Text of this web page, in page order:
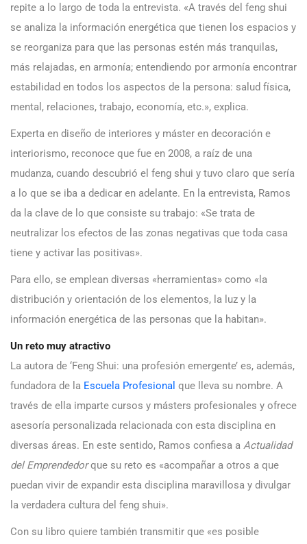
repite a lo largo de toda la entrevista. «A través del feng shui
se analiza la información energética que tienen los espacios y
se reorganiza para que las personas estén más tranquilas,
más relajadas, en armonía; entendiendo por armonía encontrar
estabilidad en todos los aspectos de la persona: salud física,
mental, relaciones, trabajo, economía, etc.», explica.
Experta en diseño de interiores y máster en decoración e
interiorismo, reconoce que fue en 2008, a raíz de una
mudanza, cuando descubrió el feng shui y tuvo claro que sería
a lo que se iba a dedicar en adelante. En la entrevista, Ramos
da la clave de lo que consiste su trabajo: «Se trata de
neutralizar los efectos de las zonas negativas que toda casa
tiene y activar las positivas».
Para ello, se emplean diversas «herramientas» como «la
distribución y orientación de los elementos, la luz y la
información energética de las personas que la habitan».
Un reto muy atractivo
La autora de ‘Feng Shui: una profesión emergente’ es, además,
fundadora de la Escuela Profesional que lleva su nombre. A
través de ella imparte cursos y másters profesionales y ofrece
asesoría personalizada relacionada con esta disciplina en
diversas áreas. En este sentido, Ramos confiesa a Actualidad
del Emprendedorque su reto es «acompañar a otros a que
puedan vivir de expandir esta disciplina maravillosa y divulgar
la verdadera cultura del feng shui».
Con su libro quiere también transmitir que «es posible